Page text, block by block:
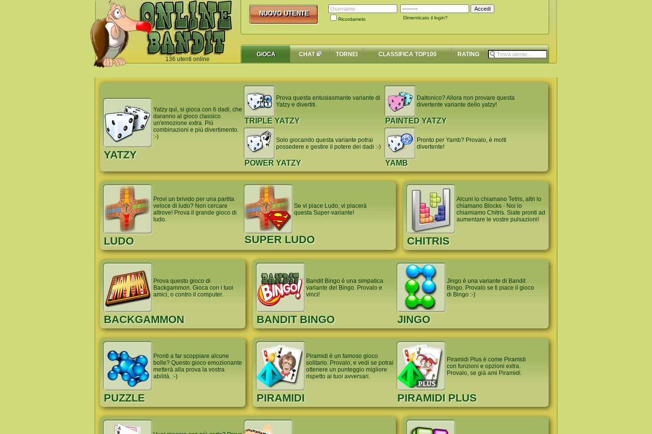
136 utenti online
`
Ricordamelo Dimenticato il login?
NUOVO UTENTE
NUOVO UTENTE
GIOCA CHAT TORNEI CLASSIFICA TOP100 RATING
Yatzy qui, si gioca con 6 dadi, che
daranno al gioco classico
un'emozione extra. Più
combinazioni e più divertimento.
:-)
YATZY
Prova questa entusiasmante variante di
Yatzy e divertiti.
TRIPLE YATZY
Daltonico? Allora non provare questa
divertente variante dello yatzy!
PAINTED YATZY
Solo giocando questa variante potrai
possedere e gestire il potere dei dadi :-)
POWER YATZY
Pronto per Yamb? Provalo, è molti
divertente!
YAMB
Provi un brivido per una partita
veloce di ludo? Non cercare
altrove! Prova il grande gioco di
ludo.
LUDO
Se vi piace Ludo, vi piacerà
questa Super-variante!
SUPER LUDO
Alcuni lo chiamano Tetris, altri lo
chiamano Blocks - Noi lo
chiamiamo Chitris. Siate pronti ad
aumentare le vostre pulsazioni!
CHITRIS
Prova questo gioco di
Backgammon. Gioca con i tuoi
amici, o contro il computer.
BACKGAMMON
Bandit Bingo è una simpatica
variante del Bingo. Provalo e
vinci!
BANDIT BINGO
Jingo è una variante di Bandit
Bingo. Provalo se ti piace il gioco
di Bingo :-)
JINGO
Pronti a far scoppiare alcune
bolle? Questo gioco emozionante
metterà alla prova la vostra
abilità. :-)
PUZZLE
Piramidi è un famoso gioco
solitario. Provalo, e vedi se potrai
ottenere un punteggio migliore
rispetto ai tuoi avversari.
PIRAMIDI
Piramidi Plus è come Piramidi
con funzioni e opzioni extra.
Provalo, se già ami Piramidi.
PIRAMIDI PLUS